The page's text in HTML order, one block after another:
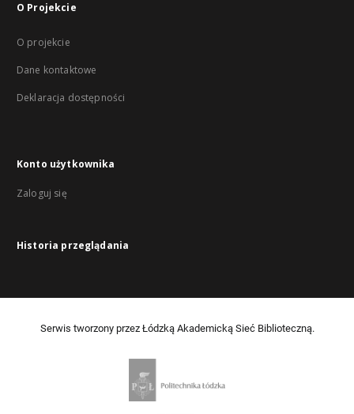
O Projekcie
O projekcie
Dane kontaktowe
Deklaracja dostępności
Konto użytkownika
Zaloguj się
Historia przeglądania
Serwis tworzony przez Łódzką Akademicką Sieć Biblioteczną.